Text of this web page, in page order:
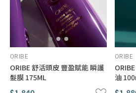
ORIBE
ORIBE 舒活頭皮 豐盈賦能 瞬護
髮膜 175ML
ORIBE
油